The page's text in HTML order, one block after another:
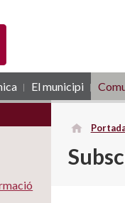
El municipi